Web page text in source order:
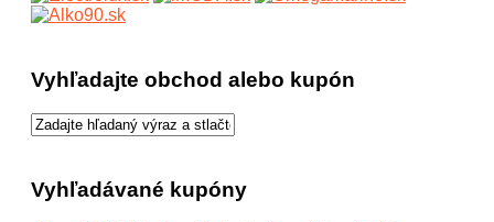
Vyhľadajte obchod alebo kupón
Vyhľadávané kupóny